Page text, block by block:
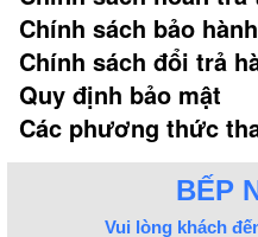
Chính sách bảo
Chính sách đổi trả
Quy định bảo mật
Các phương thức
BẾP
Vui lòng khách